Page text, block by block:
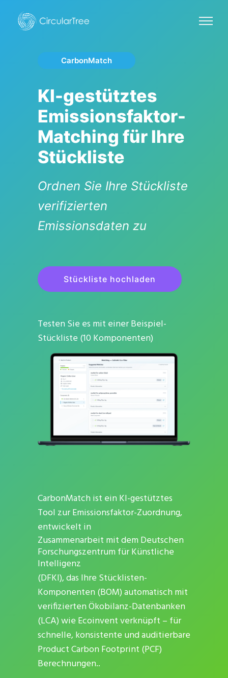
CarbonMatch
KI-gestütztes
Emissionsfaktor-
Matching für Ihre
Stückliste
Ordnen Sie Ihre Stückliste
verifizierten
Emissionsdaten zu
Stückliste hochladen
Testen Sie es mit einer Beispiel-
Stückliste (10 Komponenten)
CarbonMatch ist ein KI-gestütztes
Tool zur Emissionsfaktor-Zuordnung,
entwickelt in
Zusammenarbeit mit dem Deutschen
Forschungszentrum für Künstliche
Intelligenz
(DFKI), das Ihre Stücklisten-
Komponenten (BOM) automatisch mit
verifizierten Ökobilanz-Datenbanken
(LCA) wie Ecoinvent verknüpft – für
schnelle, konsistente und auditierbare
Product Carbon Footprint (PCF)
Berechnungen..